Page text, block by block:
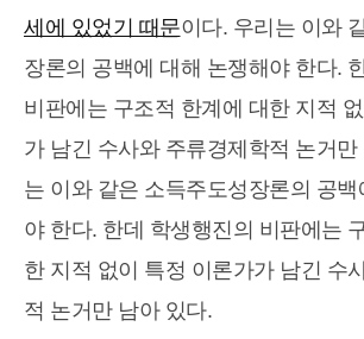
세에 있었기 때문이다. 우리는 이와
장론의 공백에 대해 논쟁해야 한다.
비판에는 구조적 한계에 대한 지적
가 남긴 수사와 주류경제학적 논거만
는 이와 같은 소득주도성장론의 공백
야 한다. 한데 학생행진의 비판에는
한 지적 없이 특정 이론가가 남긴 수
적 논거만 남아 있다.